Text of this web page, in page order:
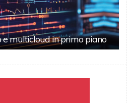
e multicloud in primo piano